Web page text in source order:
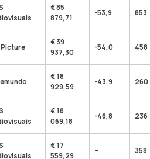
€ 85
879,71
-53,9 853
Picture
€ 39
937,30
-54,0 458
€ 18
929,59
-43,9 260
€ 18
069,18
-46,8 236
€ 17
559,29
– 358